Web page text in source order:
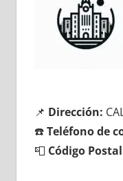
📌 Dirección:
☎️Teléfono dе
📮 Código